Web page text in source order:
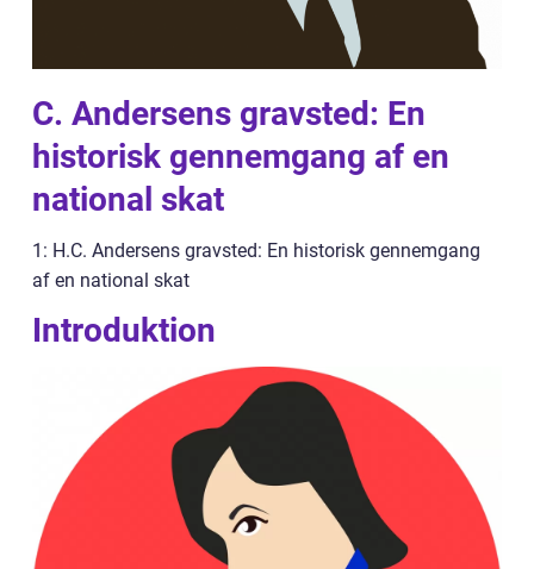
C. Andersens gravsted: En
historisk gennemgang af en
national skat
1: H.C. Andersens gravsted: En historisk gennemgang
af en national skat
Introduktion